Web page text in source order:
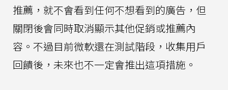
推薦，就不會看到任何不想看到的廣告，但
關閉後會同時取消顯示其他促銷或推薦內
容。不過目前微軟還在測試階段，收集用戶
回饋後，未來也不一定會推出這項措施。